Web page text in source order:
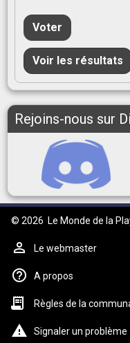
Voter
Voir les résultats
Rejoins-nous sur
© 2026 Le Monde de la
Le webmaster
A propos
Règles de la
Signaler un problème